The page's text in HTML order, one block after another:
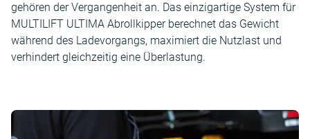
gehören der Vergangenheit an. Das einzigartige System für
MULTILIFT ULTIMA Abrollkipper berechnet das Gewicht
während des Ladevorgangs, maximiert die Nutzlast und
verhindert gleichzeitig eine Überlastung.